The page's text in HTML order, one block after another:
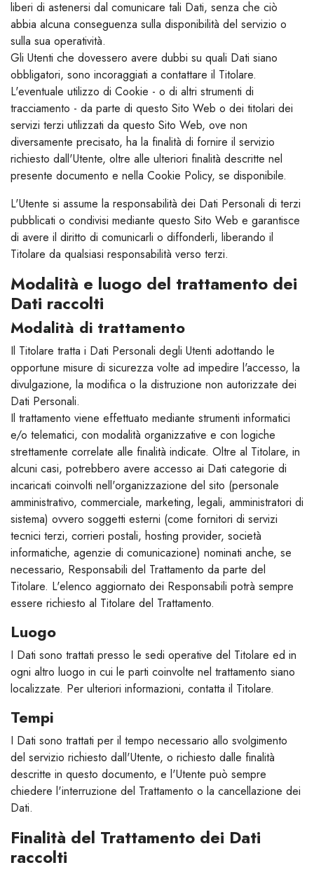
liberi di astenersi dal comunicare tali Dati, senza che ciò
abbia alcuna conseguenza sulla disponibilità del servizio o
sulla sua operatività.
Gli Utenti che dovessero avere dubbi su quali Dati siano
obbligatori, sono incoraggiati a contattare il Titolare.
L'eventuale utilizzo di Cookie - o di altri strumenti di
tracciamento - da parte di questo Sito Web o dei titolari dei
servizi terzi utilizzati da questo Sito Web, ove non
diversamente precisato, ha la finalità di fornire il servizio
richiesto dall'Utente, oltre alle ulteriori finalità descritte nel
presente documento e nella Cookie Policy, se disponibile.
L'Utente si assume la responsabilità dei Dati Personali di terzi
pubblicati o condivisi mediante questo Sito Web e garantisce
di avere il diritto di comunicarli o diffonderli, liberando il
Titolare da qualsiasi responsabilità verso terzi.
Modalità e luogo del trattamento dei
Dati raccolti
Modalità di trattamento
Il Titolare tratta i Dati Personali degli Utenti adottando le
opportune misure di sicurezza volte ad impedire l'accesso, la
divulgazione, la modifica o la distruzione non autorizzate dei
Dati Personali.
Il trattamento viene effettuato mediante strumenti informatici
e/o telematici, con modalità organizzative e con logiche
strettamente correlate alle finalità indicate. Oltre al Titolare, in
alcuni casi, potrebbero avere accesso ai Dati categorie di
incaricati coinvolti nell'organizzazione del sito (personale
amministrativo, commerciale, marketing, legali, amministratori di
sistema) ovvero soggetti esterni (come fornitori di servizi
tecnici terzi, corrieri postali, hosting provider, società
informatiche, agenzie di comunicazione) nominati anche, se
necessario, Responsabili del Trattamento da parte del
Titolare. L'elenco aggiornato dei Responsabili potrà sempre
essere richiesto al Titolare del Trattamento.
Luogo
I Dati sono trattati presso le sedi operative del Titolare ed in
ogni altro luogo in cui le parti coinvolte nel trattamento siano
localizzate. Per ulteriori informazioni, contatta il Titolare.
Tempi
I Dati sono trattati per il tempo necessario allo svolgimento
del servizio richiesto dall'Utente, o richiesto dalle finalità
descritte in questo documento, e l'Utente può sempre
chiedere l'interruzione del Trattamento o la cancellazione dei
Dati.
Finalità del Trattamento dei Dati
raccolti